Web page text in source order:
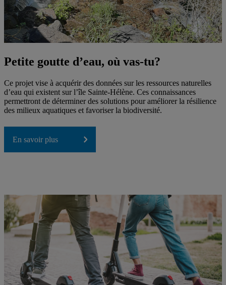
Petite goutte d’eau, où vas-tu?
Ce projet vise à acquérir des données sur les ressources naturelles
d’eau qui existent sur l’île Sainte-Hélène. Ces connaissances
permettront de déterminer des solutions pour améliorer la résilience
des milieux aquatiques et favoriser la biodiversité.
En savoir plus